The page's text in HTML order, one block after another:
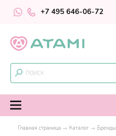
+7 495 646-06-72
Главная страница Каталог Бренды